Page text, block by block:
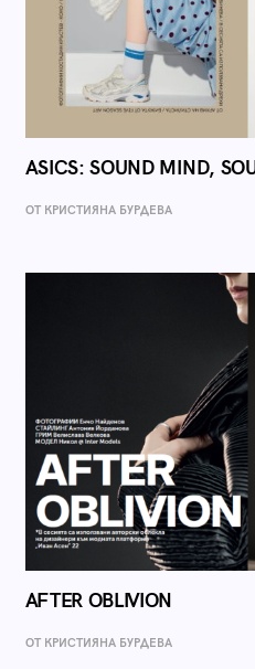
ASICS: SOUND MIND,
ОТ КРИСТИЯНА БУРДЕВА
AFTER OBLIVION
ОТ КРИСТИЯНА БУРДЕВА